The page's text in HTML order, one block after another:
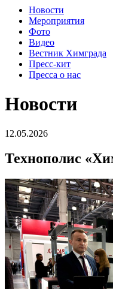
Новости
Мероприятия
Фото
Видео
Вестник Химграда
Пресс-кит
Пресса о нас
Новости
12.05.2026
Технополис